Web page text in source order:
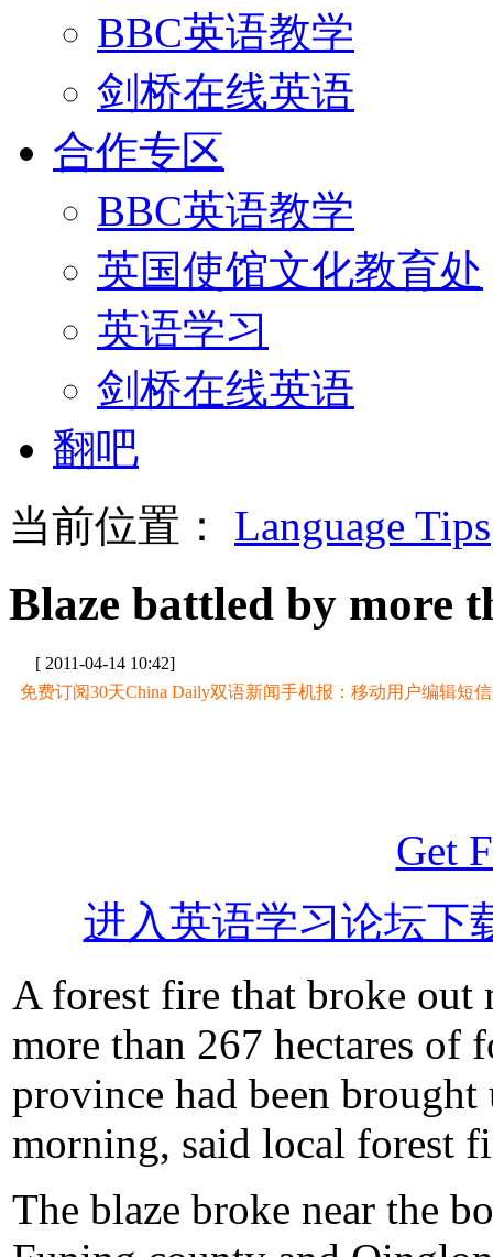
BBC英语教学
剑桥在线英语
合作专区
BBC英语教学
英国使馆文化教育处
英语学习
剑桥在线英语
翻吧
当前位置： Language Tips
Blaze battled by more
[ 2011-04-14 10:42]
免费订阅30天China Daily双语新闻手机报：移动用户编辑短信
Get
进入英语学习论坛下
A forest fire that broke out
more than 267 hectares of
province had been
morning, said local forest
The blaze broke near the